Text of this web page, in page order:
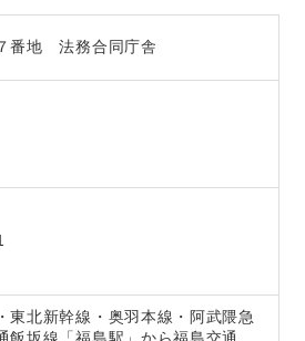
番地 法務合同庁舎
東北新幹線・奥羽本線・阿武隈急
飯坂線「福島駅」から福島交通